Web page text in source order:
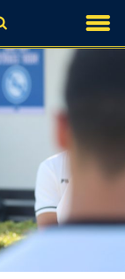
content